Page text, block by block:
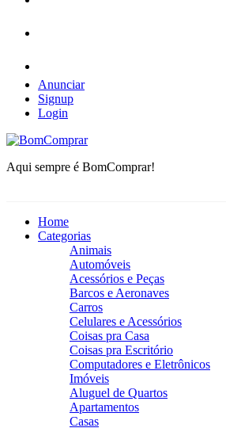
Anunciar
Signup
Login
BomComprar
Aqui sempre é BomComprar!
Home
Categorias
Animais
Automóveis
Acessórios e Peças
Barcos e Aeronaves
Carros
Celulares e Acessórios
Coisas pra Casa
Coisas pra Escritório
Computadores e Eletrônicos
Imóveis
Aluguel de Quartos
Apartamentos
Casas